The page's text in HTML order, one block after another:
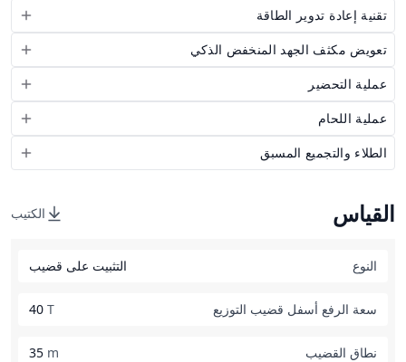
تقنية إعادة تدوير الطاقة
تعويض مكثف الجهد المنخفض الذكي
عملية التحضير
عملية اللحام
الطلاء والتجميع المسبق
القياس الكتيب
النوع التثبيت على قضيب
سعة الرفع أسفل قضيب التوزيع 40 T
نطاق القضيب 35 m